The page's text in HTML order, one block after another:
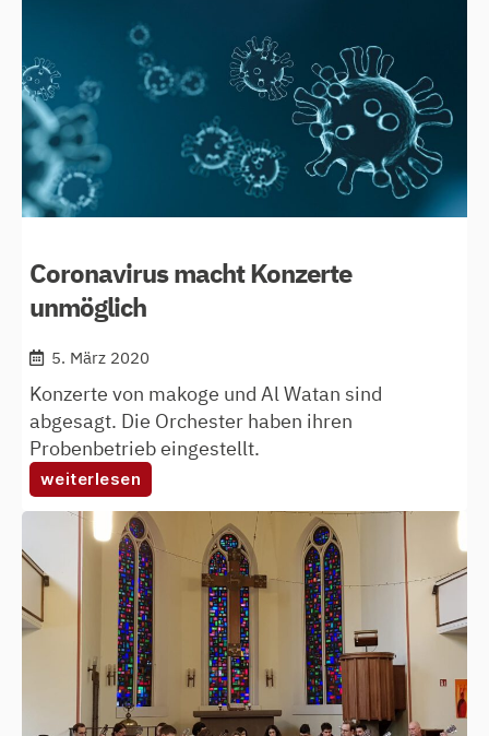
Coronavirus macht Konzerte
unmöglich
5. März 2020
Konzerte von makoge und Al Watan sind
abgesagt. Die Orchester haben ihren
Probenbetrieb eingestellt.
weiterlesen
coronavirus
macht
konzerte
unmöglich